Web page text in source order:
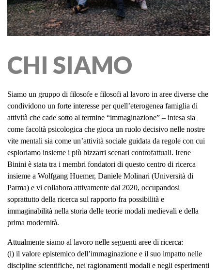
CHI SIAMO
Siamo un gruppo di filosofe e filosofi al lavoro in aree diverse che
condividono un forte interesse per quell’eterogenea famiglia di
attività che cade sotto al termine “immaginazione” – intesa sia
come facoltà psicologica che gioca un ruolo decisivo nelle nostre
vite mentali sia come un’attività sociale guidata da regole con cui
esploriamo insieme i più bizzarri scenari controfattuali. Irene
Binini è stata tra i membri fondatori di questo centro di ricerca
insieme a Wolfgang Huemer, Daniele Molinari (Università di
Parma) e vi collabora attivamente dal 2020, occupandosi
soprattutto della ricerca sul rapporto fra possibilità e
immaginabilità nella storia delle teorie modali medievali e della
prima modernità.
Attualmente siamo al lavoro nelle seguenti aree di ricerca:
(i) il valore epistemico dell’immaginazione e il suo impatto nelle
discipline scientifiche, nei ragionamenti modali e negli esperimenti